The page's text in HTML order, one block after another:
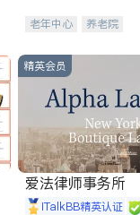
老年中心 养老院
精英会员
爱法律师事务所
iTalkBB精英认证